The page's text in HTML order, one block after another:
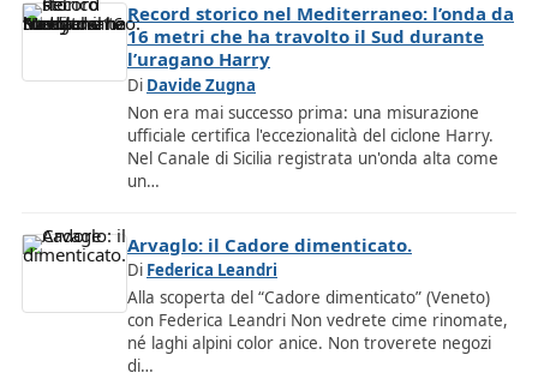
Record storico nel Mediterraneo: l’onda da
16 metri che ha travolto il Sud durante
l’uragano Harry
Di Davide Zugna
Non era mai successo prima: una misurazione
ufficiale certifica l'eccezionalità del ciclone Harry.
Nel Canale di Sicilia registrata un'onda alta come
un…
Arvaglo: il Cadore dimenticato.
Di Federica Leandri
Alla scoperta del “Cadore dimenticato” (Veneto)
con Federica Leandri Non vedrete cime rinomate,
né laghi alpini color anice. Non troverete negozi
di…